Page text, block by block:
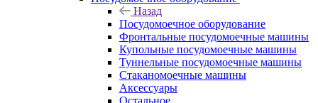
Назад
Посудомоечное оборудование
Фронтальные посудомоечные машины
Купольные посудомоечные машины
Туннельные посудомоечные машины
Стаканомоечные машины
Аксессуары
Остальное